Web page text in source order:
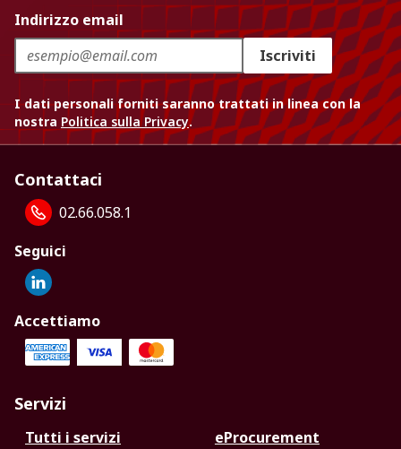
Indirizzo email
Iscriviti
I dati personali forniti saranno trattati in linea con la
nostra Politica sulla Privacy.
Contattaci
02.66.058.1
Seguici
Accettiamo
Servizi
Tutti i servizi
eProcurement